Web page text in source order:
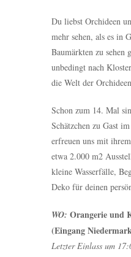
Du liebst Orchideen
mehr sehen, als es in
Baumärkten zu sehen
unbedingt nach
die Welt der
Schon zum 14. Mal
Schätzchen zu Gast
erfreuen uns mit
etwa 2.000 m2
kleine Wasserfälle,
Deko für deinen
WO: Orangerie und
(Eingang
Letzter Einlass um